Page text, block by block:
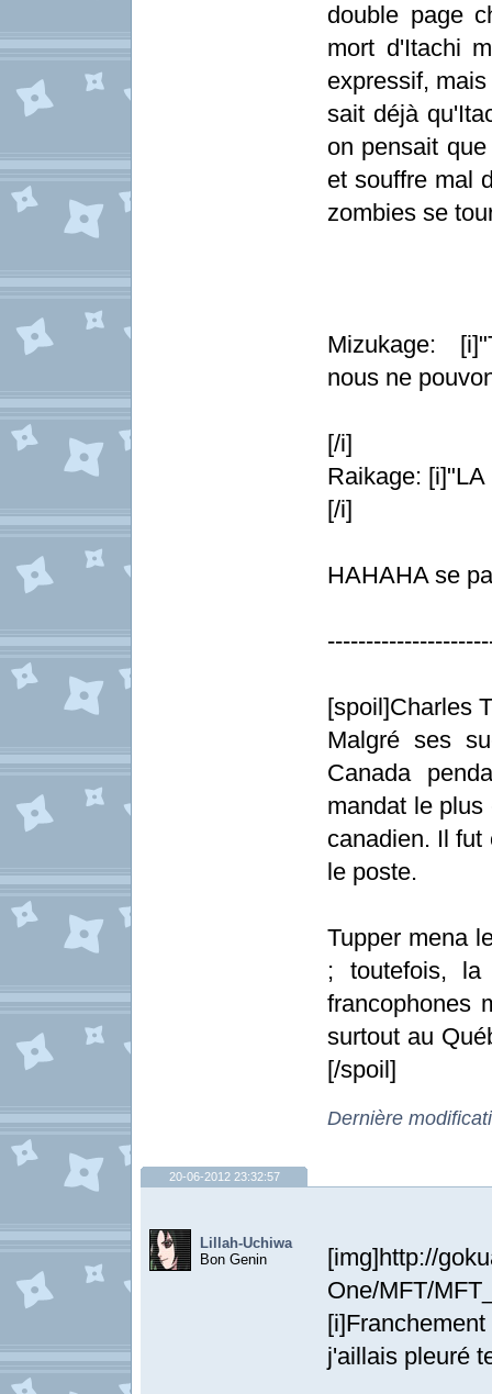
double page
mort d'Itachi
expressif,
sait déjà
on pensait
et souffre mal
zombies se
Mizukage:
nous ne
[/i]
Raikage:
[/i]
HAHAHA se
[spoil]Charles
Malgré ses
Canada
mandat le
canadien. Il fut
le poste.
Tupper mena
; toutefois, la
francophones
surtout au
[/spoil]
Dernière
20-06-2012 23:32:57
Lillah-Uchiwa
Bon Genin
[img]http://
One/MFT/
j'aillais pleuré